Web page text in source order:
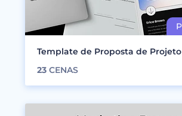
Template de Proposta de Projeto
23 CENAS